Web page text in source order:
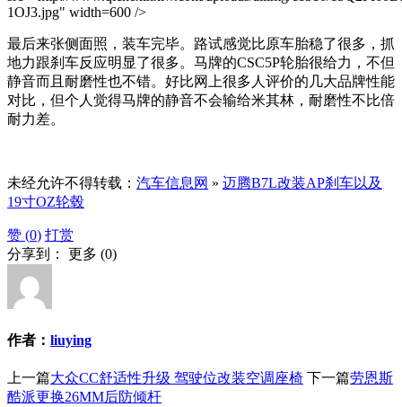
1OJ3.jpg" width=600 />
最后来张侧面照，装车完毕。路试感觉比原车胎稳了很多，抓
地力跟刹车反应明显了很多。马牌的CSC5P轮胎很给力，不但
静音而且耐磨性也不错。好比网上很多人评价的几大品牌性能
对比，但个人觉得马牌的静音不会输给米其林，耐磨性不比倍
耐力差。
未经允许不得转载： 汽车信息网 » 迈腾B7L改装AP刹车以及
19寸OZ轮毂
赞 (0) 打赏
分享到： 更多 (0)
作者： liuying
上一篇大众CC舒适性升级 驾驶位改装空调座椅 下一篇劳恩斯
酷派更换26MM后防倾杆